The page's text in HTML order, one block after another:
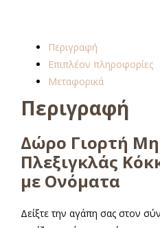
Περιγραφή
Επιπλέον πληροφορίες
Μεταφορικά
Περιγραφή
Δώρο Γιορτή
Πλεξιγκλάς
με Ονόματα
Δείξτε την αγάπη σας στον